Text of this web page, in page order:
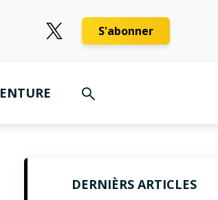
S'abonner
DERNIÈRS ARTICLES